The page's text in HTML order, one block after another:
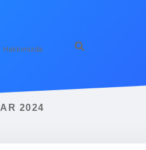
Hakkımızda
2024